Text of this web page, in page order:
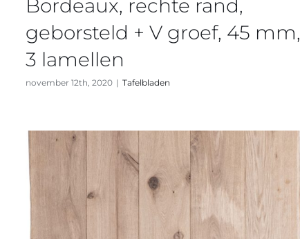
Bordeaux, rechte rand,
geborsteld + V groef, 45 mm,
3 lamellen
november 12th, 2020 | Tafelbladen